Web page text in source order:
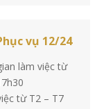
vụ 12/24
làm việc từ
từ T2 – T7